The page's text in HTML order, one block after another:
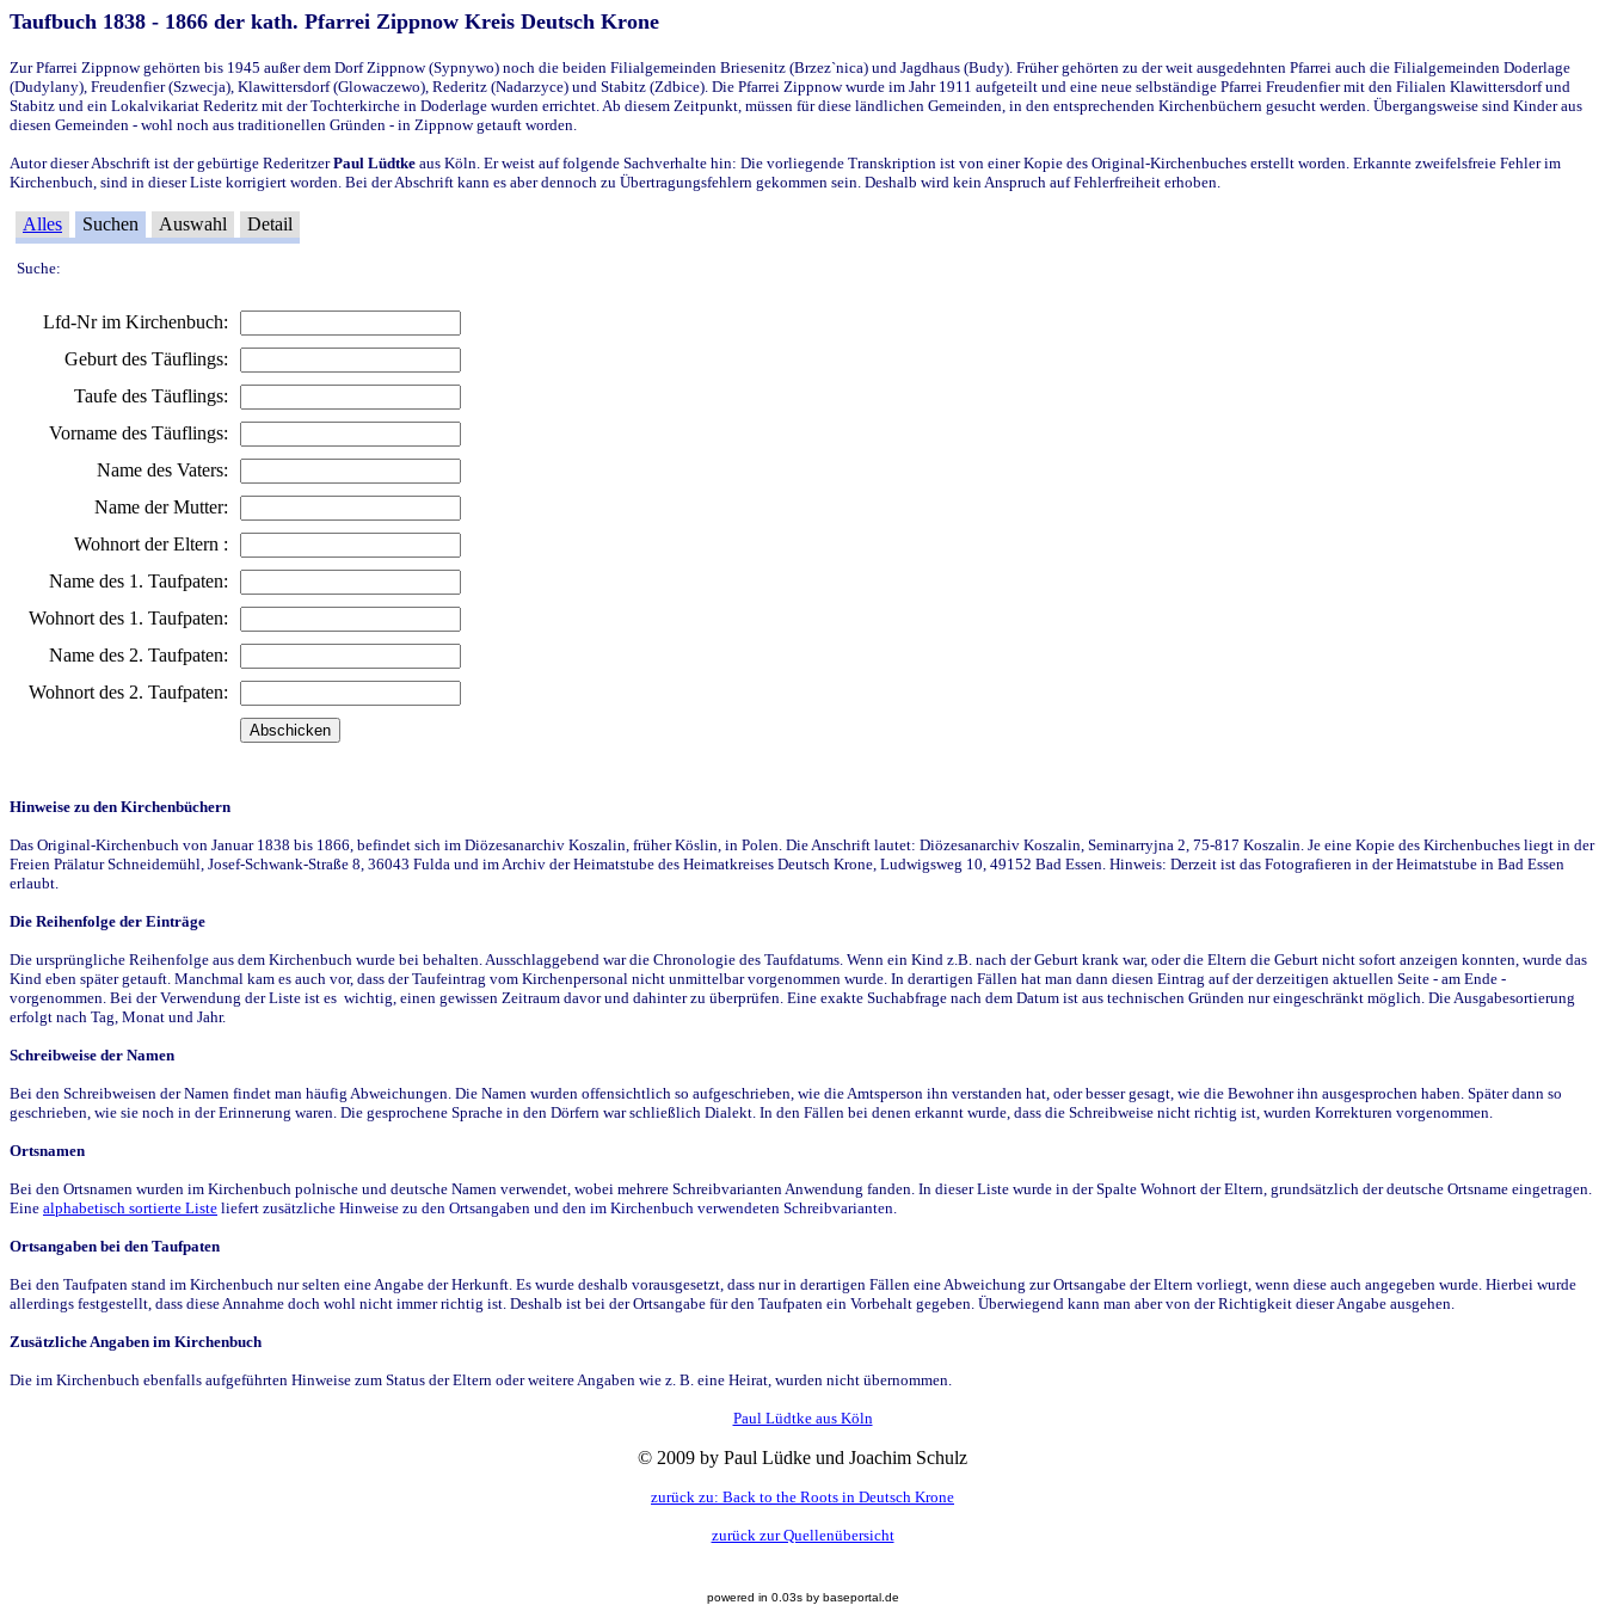
Taufbuch 1838 - 1866 der kath. Pfarrei Zippnow Kreis Deutsch Krone
Zur Pfarrei Zippnow gehörten bis 1945 außer dem Dorf Zippnow (Sypnywo) noch die beiden Filialgemeinden Briesenitz (Brzez`nica) und Jagdhaus (Budy). Früher gehörten zu der weit ausgedehnten Pfarrei auch die Filialgemeinden Doderlage
(Dudylany), Freudenfier (Szwecja), Klawittersdorf (Glowaczewo), Rederitz (Nadarzyce) und Stabitz (Zdbice). Die Pfarrei Zippnow wurde im Jahr 1911 aufgeteilt und eine neue selbständige Pfarrei Freudenfier mit den Filialen Klawittersdorf und
Stabitz und ein Lokalvikariat Rederitz mit der Tochterkirche in Doderlage wurden errichtet. Ab diesem Zeitpunkt, müssen für diese ländlichen Gemeinden, in den entsprechenden Kirchenbüchern gesucht werden. Übergangsweise sind Kinder aus
diesen Gemeinden - wohl noch aus traditionellen Gründen - in Zippnow getauft worden.
Autor dieser Abschrift ist der gebürtige RederitzerPaul Lüdtke aus Köln. Er weist auf folgende Sachverhalte hin: Die vorliegende Transkription ist von einer Kopie des Original-Kirchenbuches erstellt worden. Erkannte zweifelsfreie Fehler im
Kirchenbuch, sind in dieser Liste korrigiert worden. Bei der Abschrift kann es aber dennoch zu Übertragungsfehlern gekommen sein. Deshalb wird kein Anspruch auf Fehlerfreiheit erhoben.
Alles Suchen Auswahl Detail
Suche:
Lfd-Nr im Kirchenbuch:
Geburt des Täuflings:
Taufe des Täuflings:
Vorname des Täuflings:
Name des Vaters:
Name der Mutter:
Wohnort der Eltern :
Name des 1. Taufpaten:
Wohnort des 1. Taufpaten:
Name des 2. Taufpaten:
Wohnort des 2. Taufpaten:
Hinweise zu den Kirchenbüchern
Das Original-Kirchenbuch von Januar 1838 bis 1866, befindet sich im Diözesanarchiv Koszalin, früher Köslin, in Polen. Die Anschrift lautet: Diözesanarchiv Koszalin, Seminarryjna 2, 75-817 Koszalin. Je eine Kopie des Kirchenbuches liegt in der
Freien Prälatur Schneidemühl, Josef-Schwank-Straße 8, 36043 Fulda und im Archiv der Heimatstube des Heimatkreises Deutsch Krone, Ludwigsweg 10, 49152 Bad Essen. Hinweis: Derzeit ist das Fotografieren in der Heimatstube in Bad Essen
erlaubt.
Die Reihenfolge der Einträge
Die ursprüngliche Reihenfolge aus dem Kirchenbuch wurde bei behalten. Ausschlaggebend war die Chronologie des Taufdatums. Wenn ein Kind z.B. nach der Geburt krank war, oder die Eltern die Geburt nicht sofort anzeigen konnten, wurde das
Kind eben später getauft. Manchmal kam es auch vor, dass der Taufeintrag vom Kirchenpersonal nicht unmittelbar vorgenommen wurde. In derartigen Fällen hat man dann diesen Eintrag auf der derzeitigen aktuellen Seite - am Ende -
vorgenommen. Bei der Verwendung der Liste ist es wichtig, einen gewissen Zeitraum davor und dahinter zu überprüfen. Eine exakte Suchabfrage nach dem Datum ist aus technischen Gründen nur eingeschränkt möglich. Die Ausgabesortierung
erfolgt nach Tag, Monat und Jahr.
Schreibweise der Namen
Bei den Schreibweisen der Namen findet man häufig Abweichungen. Die Namen wurden offensichtlich so aufgeschrieben, wie die Amtsperson ihn verstanden hat, oder besser gesagt, wie die Bewohner ihn ausgesprochen haben. Später dann so
geschrieben, wie sie noch in der Erinnerung waren. Die gesprochene Sprache in den Dörfern war schließlich Dialekt. In den Fällen bei denen erkannt wurde, dass die Schreibweise nicht richtig ist, wurden Korrekturen vorgenommen.
Ortsnamen
Bei den Ortsnamen wurden im Kirchenbuch polnische und deutsche Namen verwendet, wobei mehrere Schreibvarianten Anwendung fanden. In dieser Liste wurde in der Spalte Wohnort der Eltern, grundsätzlich der deutsche Ortsname eingetragen.
Eine alphabetisch sortierte Liste liefert zusätzliche Hinweise zu den Ortsangaben und den im Kirchenbuch verwendeten Schreibvarianten.
Ortsangaben bei den Taufpaten
Bei den Taufpaten stand im Kirchenbuch nur selten eine Angabe der Herkunft. Es wurde deshalb vorausgesetzt, dass nur in derartigen Fällen eine Abweichung zur Ortsangabe der Eltern vorliegt, wenn diese auch angegeben wurde. Hierbei wurde
allerdings festgestellt, dass diese Annahme doch wohl nicht immer richtig ist. Deshalb ist bei der Ortsangabe für den Taufpaten ein Vorbehalt gegeben. Überwiegend kann man aber von der Richtigkeit dieser Angabe ausgehen.
Zusätzliche Angaben im Kirchenbuch
Die im Kirchenbuch ebenfalls aufgeführten Hinweise zum Status der Eltern oder weitere Angaben wie z. B. eine Heirat, wurden nicht übernommen.
Paul Lüdtke aus Köln
© 2009 by Paul Lüdke und Joachim Schulz
zurück zu: Back to the Roots in Deutsch Krone
zurück zur Quellenübersicht
powered in 0.03s by baseportal.de